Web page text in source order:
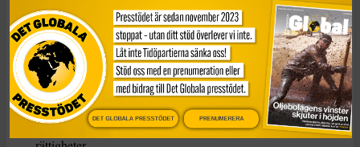
ironiska är att mänskligheten teknologiskt sett skulle
kunna leva i en värld där alla har laglig ID-handling
genom global medborgarskap redan i morgon. Till
exempel används blockchain-baserade identitetssystem
redan för att registrera flyktingar, vilket är ett steg mot en
universell lösning, men det som saknas är en politisk och
social vilja att förändra synen på tillhörighet och
DET GLOBALA PRESSTÖDET PRENUMERERA